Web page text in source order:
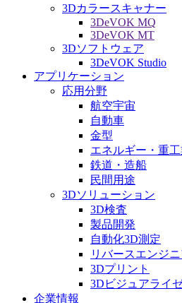
3Dカラースキャナー
3DeVOK MQ
3DeVOK MT
3Dソフトウェア
3DeVOK Studio
アプリケーション
応用分野
航空宇宙
自動車
金型
エネルギー・重
鉄道・造船
民間用途
3Dソリューション
3D検査
製品開発
自動化3D測定
リバースエンジ
3Dプリント
3Dビジュアライ
企業情報